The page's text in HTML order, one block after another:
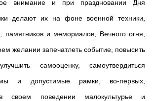
внимание и при праздновании Дня
делают их на фоне военной техники,
памятников и мемориалов, Вечного огня,
желании запечатлеть событие, повысить
самооценку, самоутвердиться
и допустимые рамки, во-первых,
своем поведении малокультурье и